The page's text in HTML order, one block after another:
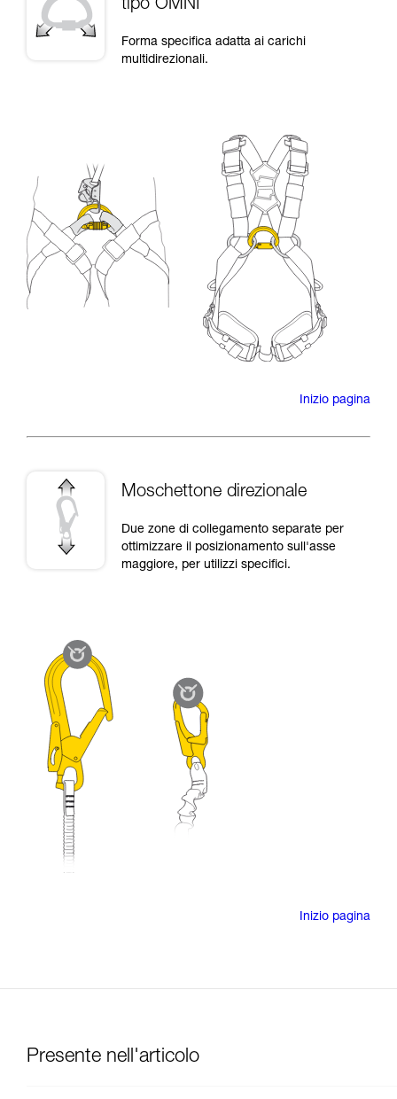
tipo OMNI
Forma specifica adatta ai carichi
multidirezionali.
Inizio pagina
Moschettone direzionale
Due zone di collegamento separate per
ottimizzare il posizionamento sull'asse
maggiore, per utilizzi specifici.
Inizio pagina
Presente nell'articolo